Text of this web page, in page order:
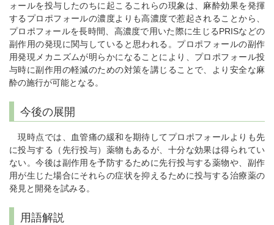
ォールを投与したのちに起こるこれらの現象は、麻酔効果を発揮
するプロポフォールの濃度よりも高濃度で惹起されることから、
プロポフォールを長時間、高濃度で用いた際に生じるPRISなどの
副作用の発現に関与していると思われる。プロポフォールの副作
用発現メカニズムが明らかになることにより、プロポフォール投
与時に副作用の軽減のための対策を講じることで、より安全な麻
酔の施行が可能となる。
今後の展開
現時点では、血管痛の緩和を期待してプロポフォールよりも先
に投与する（先行投与）薬物もあるが、十分な効果は得られてい
ない。今後は副作用を予防するために先行投与する薬物や、副作
用が生じた場合にそれらの症状を抑えるために投与する治療薬の
発見と開発を試みる。
用語解説